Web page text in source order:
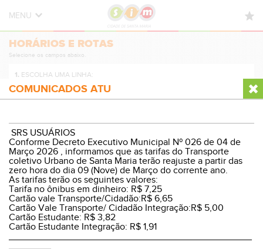
MENU
HORÁRIOS E ROTAS
DÚVIDAS FREQUENTES
COMUNICADOS ATU
SRS USUÁRIOS
Conforme Decreto Executivo Municipal Nº 026 de 04 de
Março 2026 , informamos que as tarifas do Transporte
coletivo Urbano de Santa Maria terão reajuste a partir das
zero hora do dia 09 (Nove) de Março do corrente ano.
As tarifas terão os seguintes valores:
Tarifa no ônibus em dinheiro: R$ 7,25
Cartão vale Transporte/Cidadão:R$ 6,65
Cartão Vale Transporte/ Cidadão Integração:R$ 5,00
Cartão Estudante: R$ 3,82
Cartão Estudante Integração: R$ 1,91
HORÁRIOS E ROTAS
Selecione os campos abaixo.
1. ESCOLHA UMA LINHA:
2.ESCOLHA A DIREÇÃO:
3.ESCOLHA O PERÍODO:
VER HORÁRIOS E ROTA